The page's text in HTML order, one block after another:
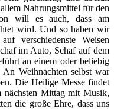
Nahrungsmittel für den
will es auch, dass am
wird. Und so haben wir
verschiedenste Weisen
im Auto, Schaf auf dem
an einem oder beliebig
Weihnachten selbst war
Die Heilige Messe findet
Mittag mit Musik,
die große Ehre, dass uns